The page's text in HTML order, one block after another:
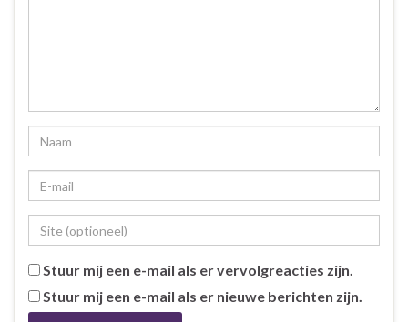
Stuur mij een e-mail als er vervolgreacties zijn.
Stuur mij een e-mail als er nieuwe berichten zijn.